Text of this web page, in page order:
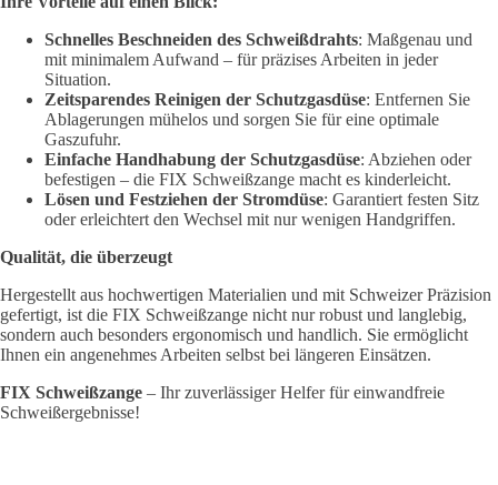
Schnelles Beschneiden des Schweißdrahts: Maßgenau und
mit minimalem Aufwand – für präzises Arbeiten in jeder
Situation.
Zeitsparendes Reinigen der Schutzgasdüse: Entfernen Sie
Ablagerungen mühelos und sorgen Sie für eine optimale
Gaszufuhr.
Einfache Handhabung der Schutzgasdüse: Abziehen oder
befestigen – die FIX Schweißzange macht es kinderleicht.
Lösen und Festziehen der Stromdüse: Garantiert festen Sitz
oder erleichtert den Wechsel mit nur wenigen Handgriffen.
Qualität, die überzeugt
Hergestellt aus hochwertigen Materialien und mit Schweizer Präzision
gefertigt, ist die FIX Schweißzange nicht nur robust und langlebig,
sondern auch besonders ergonomisch und handlich. Sie ermöglicht
Ihnen ein angenehmes Arbeiten selbst bei längeren Einsätzen.
FIX Schweißzange – Ihr zuverlässiger Helfer für einwandfreie
Schweißergebnisse!